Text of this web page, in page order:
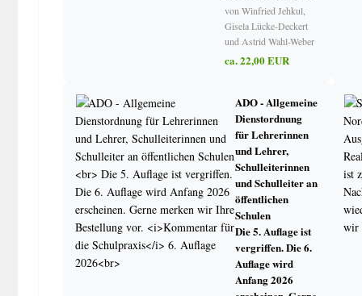
von Winfried Jehkul,
Gisela Lücke-Deckert
und Astrid Wahl-Weber
ca. 22,00 EUR
ADO - Allgemeine
Dienstordnung
für Lehrerinnen
und Lehrer,
Schulleiterinnen
und Schulleiter an
öffentlichen
Schulen
Die 5. Auflage ist
vergriffen. Die 6.
Auflage wird
Anfang 2026